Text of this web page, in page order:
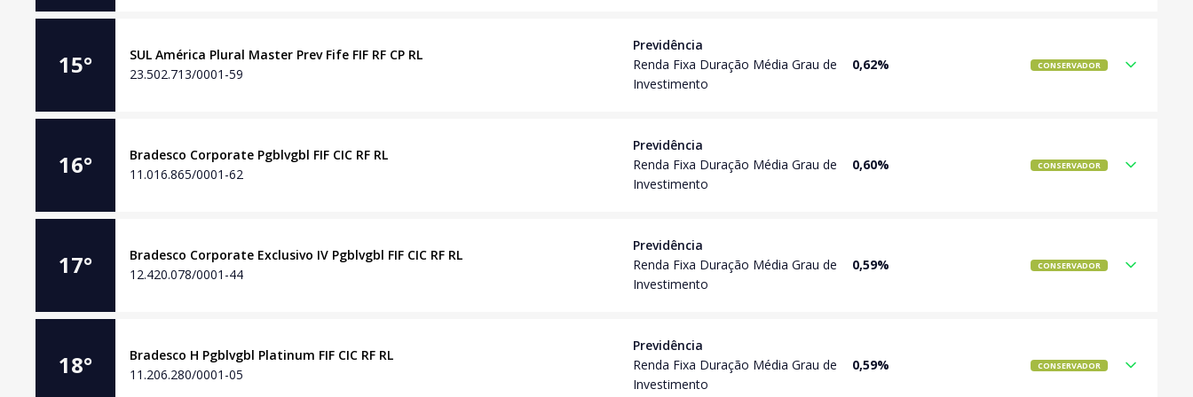
15°
SUL América Plural Master Prev Fife FIF RF CP RL
23.502.713/0001-59
Previdência
Renda Fixa Duração Média Grau de
Investimento
0,62% CONSERVADOR
16°
Bradesco Corporate Pgblvgbl FIF CIC RF RL
11.016.865/0001-62
Previdência
Renda Fixa Duração Média Grau de
Investimento
0,60% CONSERVADOR
17°
Bradesco Corporate Exclusivo IV Pgblvgbl FIF CIC RF RL
12.420.078/0001-44
Previdência
Renda Fixa Duração Média Grau de
Investimento
0,59% CONSERVADOR
18°
Bradesco H Pgblvgbl Platinum FIF CIC RF RL
11.206.280/0001-05
Previdência
Renda Fixa Duração Média Grau de
Investimento
0,59% CONSERVADOR